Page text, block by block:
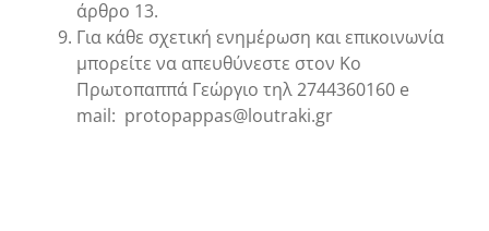
άρθρο 13.
Για κάθε σχετική ενημέρωση και επικοινωνία
μπορείτε να απευθύνεστε στον Κο
Πρωτοπαππά Γεώργιο τηλ 2744360160 e
mail: protopappas@loutraki.gr